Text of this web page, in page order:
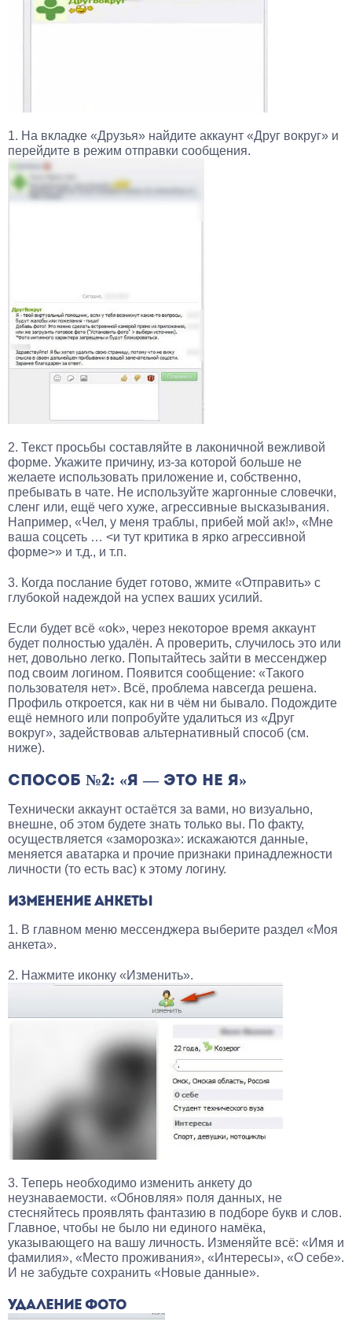
1. На вкладке «Друзья» найдите аккаунт «Друг вокруг» и
перейдите в режим отправки сообщения.
2. Текст просьбы составляйте в лаконичной вежливой
форме. Укажите причину, из-за которой больше не
желаете использовать приложение и, собственно,
пребывать в чате. Не используйте жаргонные словечки,
сленг или, ещё чего хуже, агрессивные высказывания.
Например, «Чел, у меня траблы, прибей мой ак!», «Мне
ваша соцсеть … <и тут критика в ярко агрессивной
форме>» и т.д., и т.п.
3. Когда послание будет готово, жмите «Отправить» с
глубокой надеждой на успех ваших усилий.
Если будет всё «ok», через некоторое время аккаунт
будет полностью удалён. А проверить, случилось это или
нет, довольно легко. Попытайтесь зайти в мессенджер
под своим логином. Появится сообщение: «Такого
пользователя нет». Всё, проблема навсегда решена.
Профиль откроется, как ни в чём ни бывало. Подождите
ещё немного или попробуйте удалиться из «Друг
вокруг», задействовав альтернативный способ (см.
ниже).
СПОСОБ №2: «Я — ЭТО НЕ Я»
Технически аккаунт остаётся за вами, но визуально,
внешне, об этом будете знать только вы. По факту,
осуществляется «заморозка»: искажаются данные,
меняется аватарка и прочие признаки принадлежности
личности (то есть вас) к этому логину.
ИЗМЕНЕНИЕ АНКЕТЫ
1. В главном меню мессенджера выберите раздел «Моя
анкета».
2. Нажмите иконку «Изменить».
3. Теперь необходимо изменить анкету до
неузнаваемости. «Обновляя» поля данных, не
стесняйтесь проявлять фантазию в подборе букв и слов.
Главное, чтобы не было ни единого намёка,
указывающего на вашу личность. Изменяйте всё: «Имя и
фамилия», «Место проживания», «Интересы», «О себе».
И не забудьте сохранить «Новые данные».
УДАЛЕНИЕ ФОТО